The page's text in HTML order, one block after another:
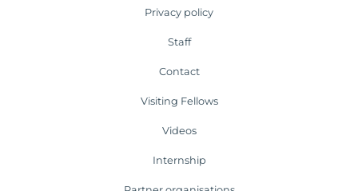
Privacy policy
Staff
Contact
Visiting Fellows
Videos
Internship